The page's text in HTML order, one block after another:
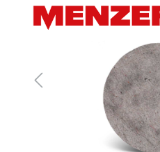
Bildergalerie überspringen